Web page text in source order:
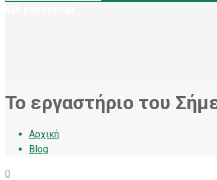
Το εργαστήριο του
Αρχική
Blog
0